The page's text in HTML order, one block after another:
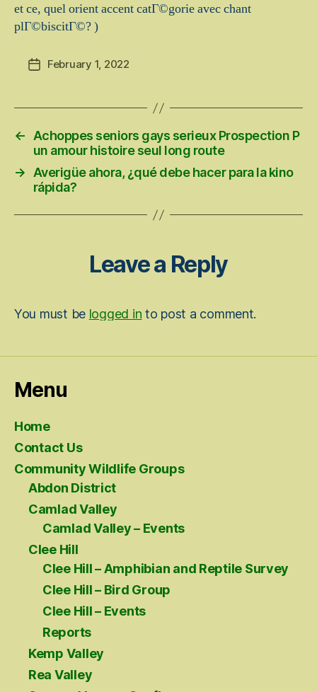
et ce, quel orient accent catГ©gorie avec chant
plГ©biscitГ©? )
PostFebruary 1, 2022
←
Achoppes seniors gays serieux Prospection P
un amour histoire seul long route
→
Averigüe ahora, ¿qué debe hacer para la kino
rápida?
Leave a Reply
You must be logged in to post a comment.
Menu
Home
Contact Us
Community Wildlife Groups
Abdon District
Camlad Valley
Camlad Valley – Events
Clee Hill
Clee Hill – Amphibian and Reptile Survey
Clee Hill – Bird Group
Clee Hill – Events
Reports
Kemp Valley
Rea Valley